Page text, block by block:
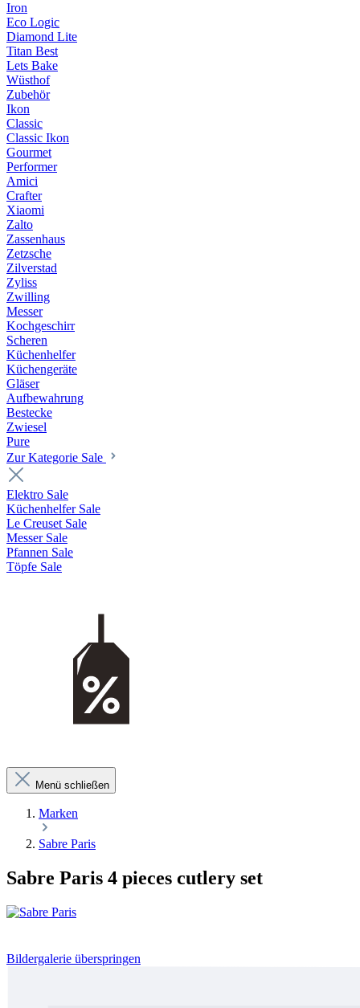
Iron
Eco Logic
Diamond Lite
Titan Best
Lets Bake
Wüsthof
Zubehör
Ikon
Classic
Classic Ikon
Gourmet
Performer
Amici
Crafter
Xiaomi
Zalto
Zassenhaus
Zetzsche
Zilverstad
Zyliss
Zwilling
Messer
Kochgeschirr
Scheren
Küchenhelfer
Küchengeräte
Gläser
Aufbewahrung
Bestecke
Zwiesel
Pure
Zur Kategorie Sale
Elektro Sale
Küchenhelfer Sale
Le Creuset Sale
Messer Sale
Pfannen Sale
Töpfe Sale
Menü schließen
Marken
Sabre Paris
Sabre Paris 4 pieces cutlery set
Bildergalerie überspringen